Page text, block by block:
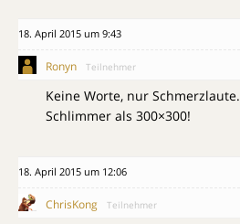
18. April 2015 um 9:43
Ronyn Teilnehmer
Keine Worte, nur Schmerzlaute.
Schlimmer als 300×300!
18. April 2015 um 12:06
ChrisKong Teilnehmer